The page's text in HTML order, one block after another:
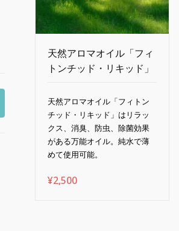
天然アロマオイル「フィ
トンチッド・リキッド」
天然アロマオイル「フィトン
チッド・リキッド」はリラッ
クス、消臭、防虫、除菌効果
がある万能オイル。純水で薄
めて使用可能。
¥2,500